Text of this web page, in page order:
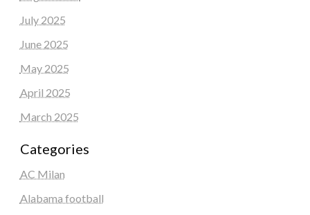
July 2025
June 2025
May 2025
April 2025
March 2025
Categories
AC Milan
Alabama football